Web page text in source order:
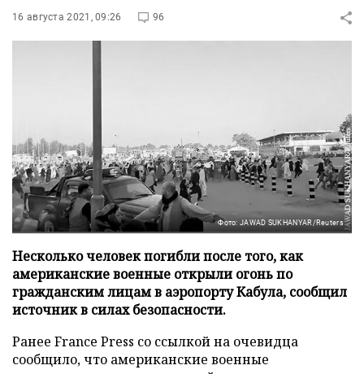
16 августа 2021, 09:26 96
Фото: JAWAD SUKHANYAR/Reuters
Несколько человек погибли после того, как
американские военные открыли огонь по
гражданским лицам в аэропорту Кабула, сообщил
источник в силах безопасности.
Ранее France Press со ссылкой на очевидца
сообщило, что американские военные